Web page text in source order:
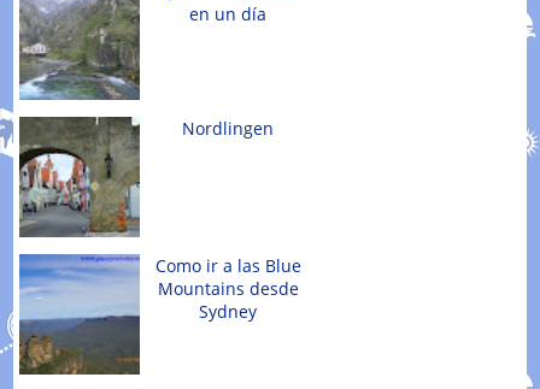
en un día
Nordlingen
Como ir a las Blue
Mountains desde
Sydney